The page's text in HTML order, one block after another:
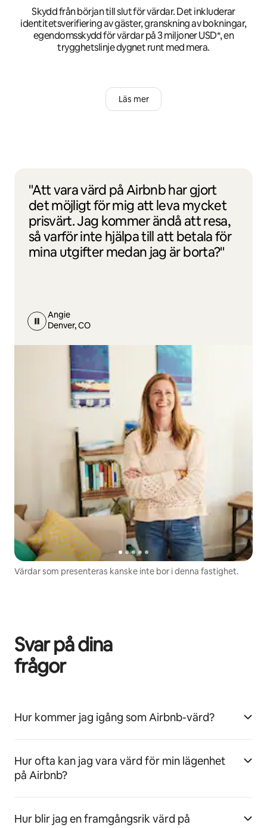
Skydd från början till slut för värdar. Det inkluderar
identitetsverifiering av gäster, granskning av bokningar,
egendomsskydd för värdar på 3 miljoner USD*, en
trygghetslinje dygnet runt med mera.
Läs mer
"Att vara värd på Airbnb har gjort
det möjligt för mig att leva mycket
prisvärt. Jag kommer ändå att resa,
så varför inte hjälpa till att betala för
mina utgifter medan jag är borta?"
Angie
Denver, CO
Värdar som presenteras kanske inte bor i denna fastighet.
Svar på dina
frågor
Hur kommer jag igång som Airbnb-värd?
Hur ofta kan jag vara värd för min lägenhet
på Airbnb?
Hur blir jag en framgångsrik värd på